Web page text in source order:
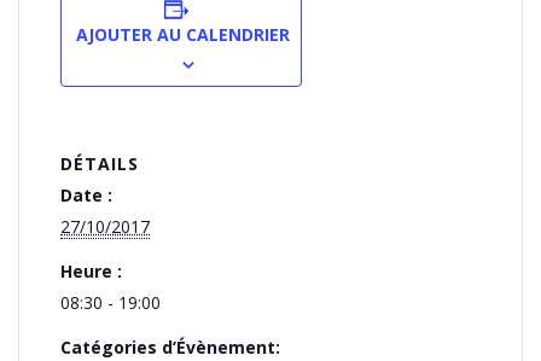
AJOUTER AU CALENDRIER
DÉTAILS
Date :
27/10/2017
Heure :
08:30 - 19:00
Catégories d’Évènement: